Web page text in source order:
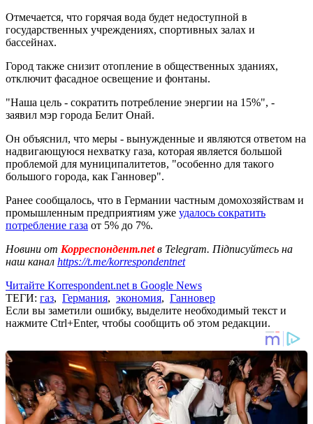
Отмечается, что горячая вода будет недоступной в
государственных учреждениях, спортивных залах и
бассейнах.
Город также снизит отопление в общественных зданиях,
отключит фасадное освещение и фонтаны.
"Наша цель - сократить потребление энергии на 15%", -
заявил мэр города Белит Онай.
Он объяснил, что меры - вынужденные и являются ответом на
надвигающуюся нехватку газа, которая является большой
проблемой для муниципалитетов, "особенно для такого
большого города, как Ганновер".
Ранее сообщалось, что в Германии частным домохозяйствам и
промышленным предприятиям уже удалось сократить
потребление газа от 5% до 7%.
Новини от Корреспондент.netв Telegram. Підписуйтесь на
наш канал https://t.me/korrespondentnet
Читайте Korrespondent.net в Google News
ТЕГИ: газ, Германия, экономия, Ганновер
Если вы заметили ошибку, выделите необходимый текст и
нажмите Ctrl+Enter, чтобы сообщить об этом редакции.